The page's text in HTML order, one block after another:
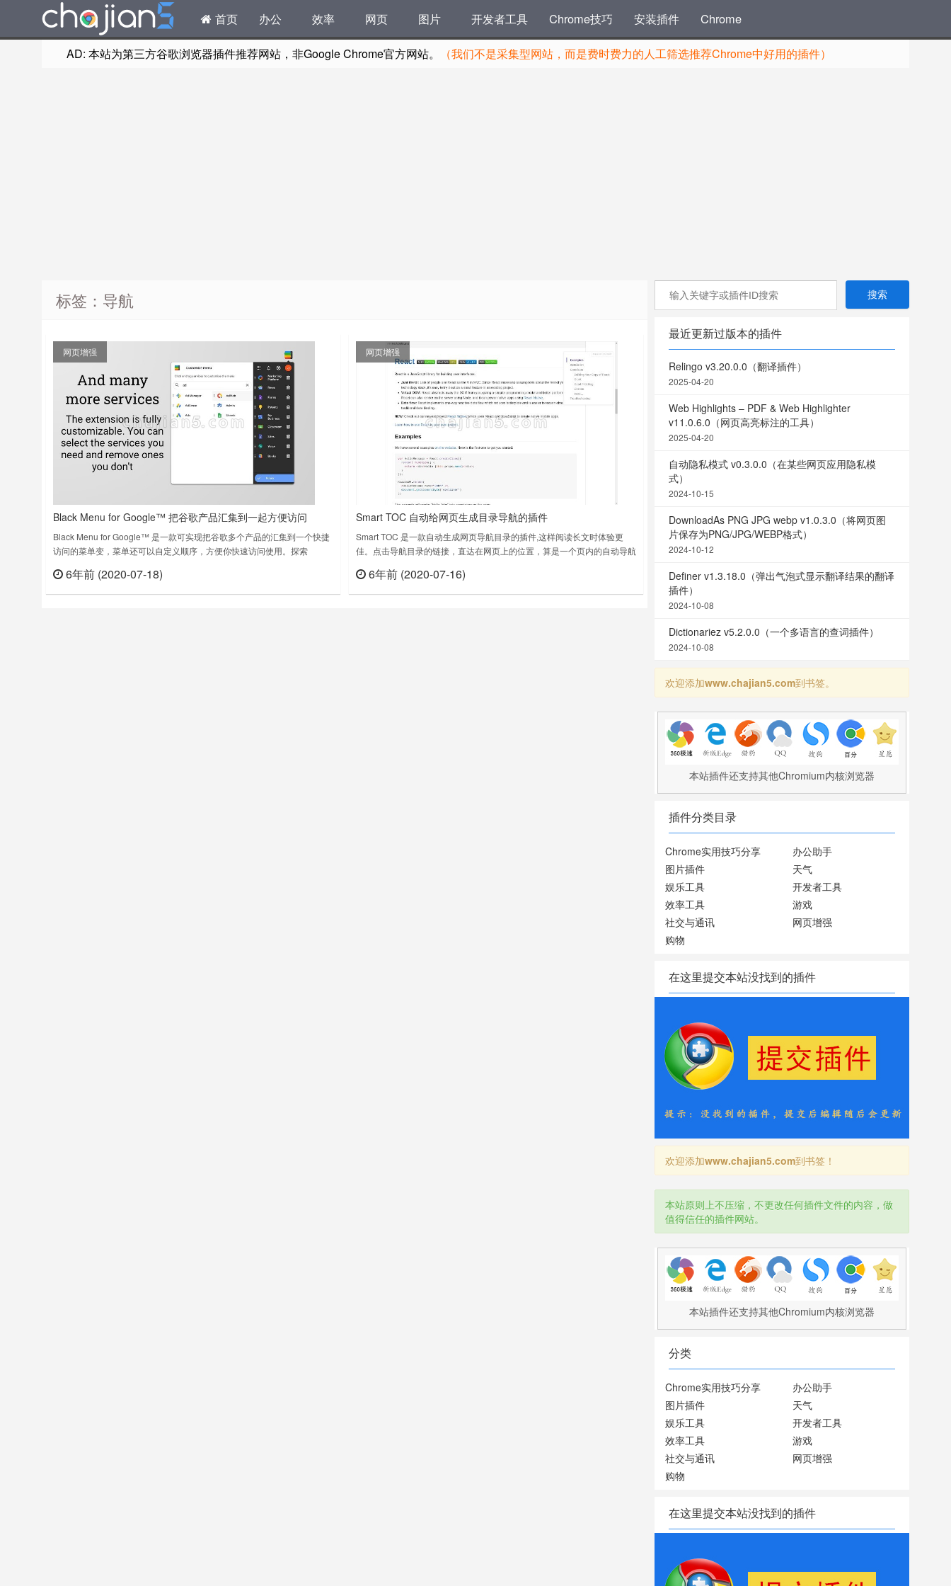
首页 办公 效率 网页 图片 开发者工具 Chrome技巧 安装插件 Chrome
AD: 本站为第三方谷歌浏览器插件推荐网站，非Google Chrome官方网站。 （我们不是采集型网站，而是费时费力的人工筛选推荐Chrome中好用的插件）
标签：导航
网页增强
Black Menu for Google™ 把谷歌产品汇集到一起方便访问
Black Menu for Google™ 是一款可实现把谷歌多个产品的汇集到一个快捷
访问的菜单变，菜单还可以自定义顺序，方便你快速访问使用。探索
access to your favorite Google services with……
6年前 (2020-07-18)
网页增强
Smart TOC 自动给网页生成目录导航的插件
Smart TOC 是一款自动生成网页导航目录的插件,这样阅读长文时体验更
佳。点击导航目录的链接，直达在网页上的位置，算是一个页内的自动导航
easier to read/navigate long articles.……
6年前 (2020-07-16)
最近更新过版本的插件
Relingo v3.20.0.0（翻译插件）
2025-04-20
Web Highlights – PDF & Web Highlighter
v11.0.6.0（网页高亮标注的工具）
2025-04-20
自动隐私模式 v0.3.0.0（在某些网页应用隐私模
式）
2024-10-15
DownloadAs PNG JPG webp v1.0.3.0（将网页图
片保存为PNG/JPG/WEBP格式）
2024-10-12
Definer v1.3.18.0（弹出气泡式显示翻译结果的翻译
插件）
2024-10-08
Dictionariez v5.2.0.0（一个多语言的查词插件）
2024-10-08
欢迎添加www.chajian5.com到书签。
本站插件还支持其他Chromium内核浏览器
插件分类目录
Chrome实用技巧分享
办公助手
图片插件
天气
娱乐工具
开发者工具
效率工具
游戏
社交与通讯
网页增强
购物
在这里提交本站没找到的插件
欢迎添加www.chajian5.com到书签！
本站原则上不压缩，不更改任何插件文件的内容，做
值得信任的插件网站。
本站插件还支持其他Chromium内核浏览器
分类
Chrome实用技巧分享
办公助手
图片插件
天气
娱乐工具
开发者工具
效率工具
游戏
社交与通讯
网页增强
购物
在这里提交本站没找到的插件